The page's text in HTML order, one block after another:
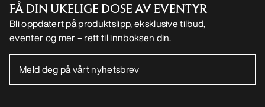
FÅ DIN UKELIGE DOSE AV EVENTYR
Bli oppdatert på produktslipp, eksklusive tilbud,
eventer og mer – rett til innboksen din.